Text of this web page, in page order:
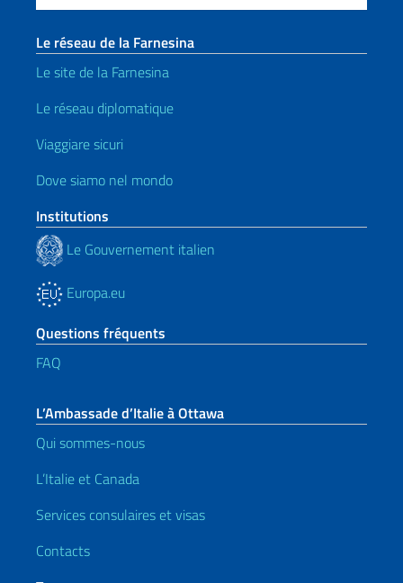
Le réseau de la Farnesina
Le site de la Farnesina
Le réseau diplomatique
Viaggiare sicuri
Dove siamo nel mondo
Institutions
Le Gouvernement italien
Europa.eu
Questions fréquents
FAQ
L’Ambassade d’Italie à Ottawa
Qui sommes-nous
L’Italie et Canada
Services consulaires et visas
Contacts